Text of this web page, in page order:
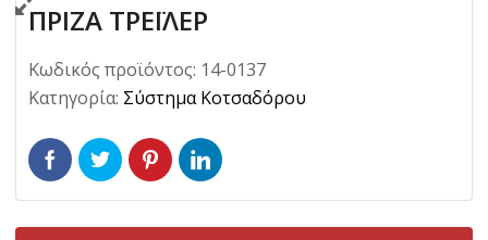
ΠΡΙΖΑ ΤΡΕΪΛΕΡ
Κωδικός προϊόντος: 14-0137
Κατηγορία: Σύστημα Κοτσαδόρου